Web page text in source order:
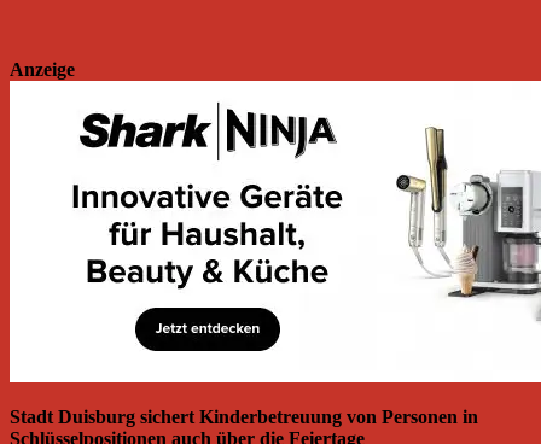
Anzeige
Stadt Duisburg sichert Kinderbetreuung von Personen in
Schlüsselpositionen auch über die Feiertage